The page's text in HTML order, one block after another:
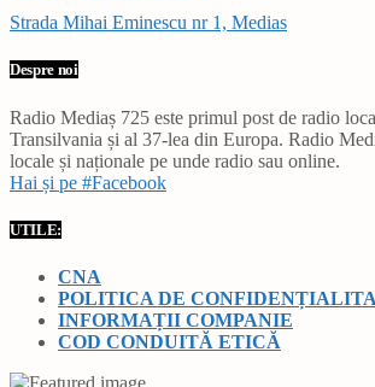
Strada Mihai Eminescu nr 1, Medias
Despre noi
Radio Mediaș 725 este primul post de radio
Transilvania și al 37-lea din Europa. Radio
locale și naționale pe unde radio sau online.
Hai și pe #Facebook
UTILE:
CNA
POLITICA DE
INFORMAȚII COMPANIE
COD CONDUITĂ ETICĂ